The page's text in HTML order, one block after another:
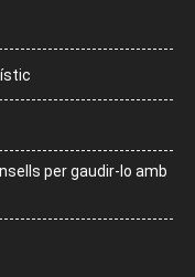
per gaudir-lo amb